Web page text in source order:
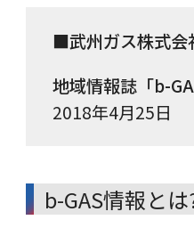
■武州ガス株式
地域情報誌「b-
2018年4月25日
b-GAS情報とは